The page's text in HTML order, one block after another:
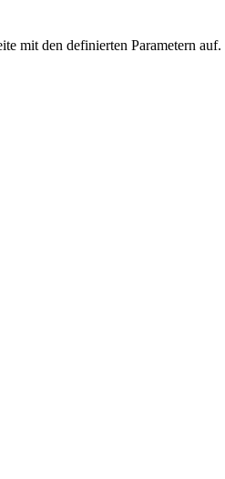
mit den definierten Parametern auf.